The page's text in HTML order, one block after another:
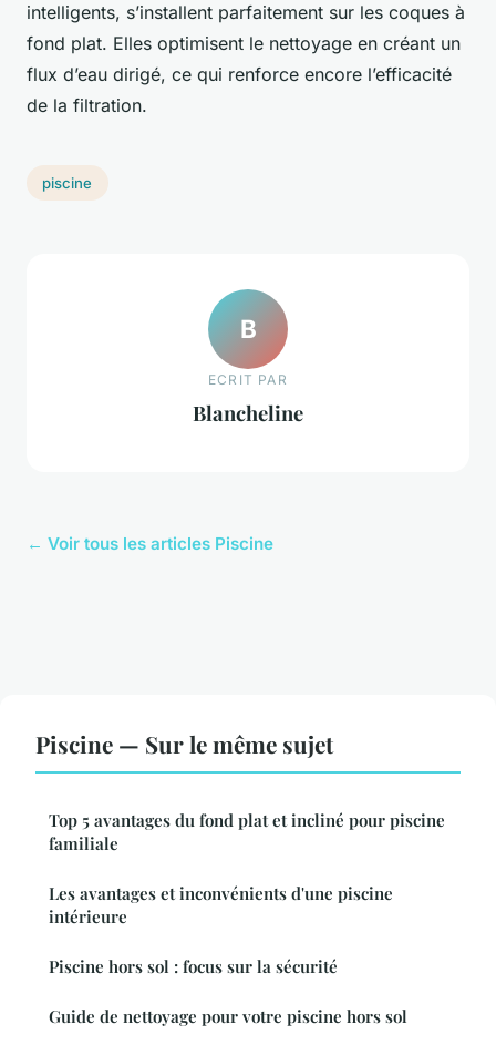
intelligents, s’installent parfaitement sur les coques à
fond plat. Elles optimisent le nettoyage en créant un
flux d’eau dirigé, ce qui renforce encore l’efficacité
de la filtration.
piscine
B
ECRIT PAR
Blancheline
← Voir tous les articles Piscine
Piscine — Sur le même sujet
Top 5 avantages du fond plat et incliné pour piscine
familiale
Les avantages et inconvénients d'une piscine
intérieure
Piscine hors sol : focus sur la sécurité
Guide de nettoyage pour votre piscine hors sol